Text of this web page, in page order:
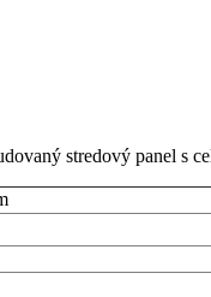
stredový panel s